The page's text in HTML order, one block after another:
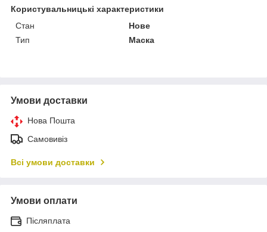
Користувальницькі характеристики
Стан
Нове
Тип
Маска
Умови доставки
Нова Пошта
Самовивіз
Всі умови доставки
Умови оплати
Післяплата